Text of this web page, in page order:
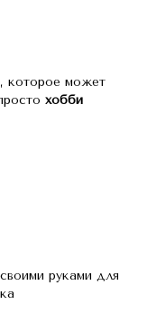
которое может
хобби
руками для